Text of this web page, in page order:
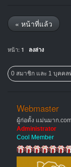
« หน้าที่แล้ว
หน้า: 1 ลงล่าง
0 สมาชิก และ 1 บุคค
Webmaster
ผู้ก่อตั้ง แม่นมาก
Administrator
Cool Member